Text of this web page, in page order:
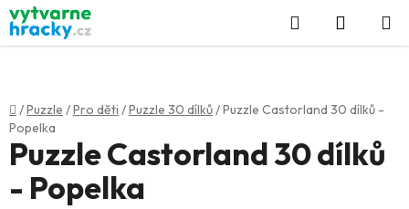
Přejít
na
obsah
Hledat
KOŠÍK
Domů
/Puzzle /Pro děti /Puzzle 30 dílků/Puzzle Castorland 30 dílků -
Popelka
Puzzle Castorland 30 dílků
- Popelka